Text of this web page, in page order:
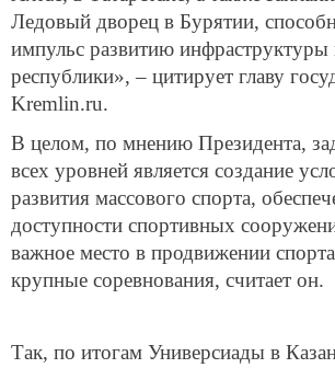
Ледовый дворец в Бурятии,
импульс развитию инфраструктуры
республики», – цитирует главу
Kremlin.ru.
В целом, по мнению Президента,
всех уровней является создание
развития массового спорта,
доступности спортивных
важное место в продвижении
крупные соревнования, считает он.
Так, по итогам Универсиады в